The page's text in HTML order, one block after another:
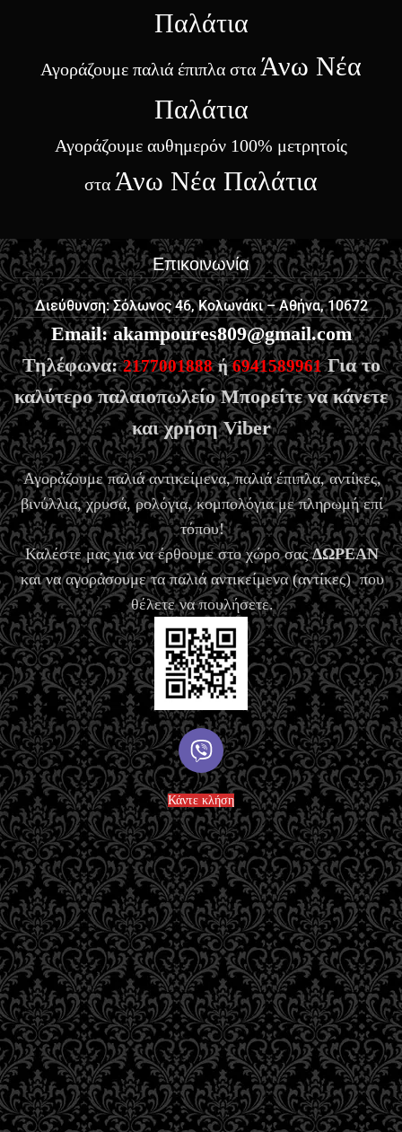
Παλάτια
Αγοράζουμε παλιά έπιπλα στα Άνω Νέα
Παλάτια
Αγοράζουμε αυθημερόν 100% μετρητοίς
στα Άνω Νέα Παλάτια
Επικοινωνία
Διεύθυνση: Σόλωνος 46, Κολωνάκι – Αθήνα, 10672
Email: akampoures809@gmail.com
Τηλέφωνα: 2177001888 ή6941589961Για το
καλύτερο παλαιοπωλείο Μπορείτε να κάνετε
και χρήση Viber
Αγοράζουμε παλιά αντικείμενα, παλιά έπιπλα, αντίκες,
βινύλλια, χρυσά, ρολόγια, κομπολόγια με πληρωμή επί
τόπου!
Καλέστε μας για να έρθουμε στο χώρο σαςΔΩΡΕΑΝ
και να αγοράσουμε τα παλιά αντικείμενα (αντίκες) που
θέλετε να πουλήσετε.
Κάντε κλήση